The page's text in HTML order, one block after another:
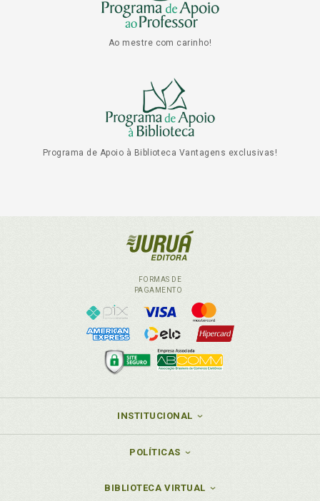
Ao mestre com carinho!
Programa de Apoio à Biblioteca Vantagens exclusivas!
FORMAS DE
PAGAMENTO
INSTITUCIONAL
POLÍTICAS
BIBLIOTECA VIRTUAL